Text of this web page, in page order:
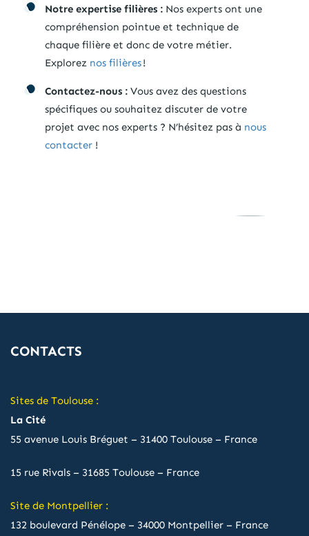
Notre expertise filières : Nos experts ont une
compréhension pointue et technique de
chaque filière et donc de votre métier.
Explorez nos filières!
Contactez-nous : Vous avez des questions
spécifiques ou souhaitez discuter de votre
projet avec nos experts ? N’hésitez pas à nous
contacter !
CONTACTS
Sites de Toulouse :
La Cité
55 avenue Louis Bréguet – 31400 Toulouse – France
15 rue Rivals – 31685 Toulouse – France
Site de Montpellier :
132 boulevard Pénélope – 34000 Montpellier – France